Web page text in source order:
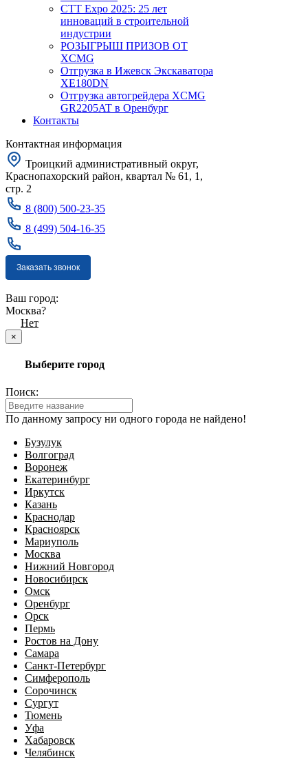
CTT Expo 2025: 25 лет
инноваций в строительной
индустрии
РОЗЫГРЫШ ПРИЗОВ ОТ
XCMG
Отгрузка в Ижевск Экскаватора
XE180DN
Отгрузка автогрейдера XCMG
GR2205AT в Оренбург
Контакты
Контактная информация
Троицкий административный округ,
Краснопахорский район, квартал № 61, 1,
стр. 2
8 (800) 500-23-35
8 (499) 504-16-35
Заказать звонок
Ваш город:
Москва?
Нет
×
Выберите город
Поиск:
По данному запросу ни одного города не найдено!
Бузулук
Волгоград
Воронеж
Екатеринбург
Иркутск
Казань
Краснодар
Красноярск
Мариуполь
Москва
Нижний Новгород
Новосибирск
Омск
Оренбург
Орск
Пермь
Ростов на Дону
Самара
Санкт-Петербург
Симферополь
Сорочинск
Сургут
Тюмень
Уфа
Хабаровск
Челябинск